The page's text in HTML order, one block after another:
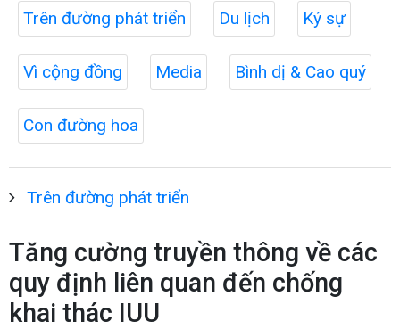
Trên đường phát triển Du lịch Ký sự
Vì cộng đồng Media Bình dị & Cao quý
Con đường hoa
Trên đường phát triển
Tăng cường truyền thông về các
quy định liên quan đến chống
khai thác IUU